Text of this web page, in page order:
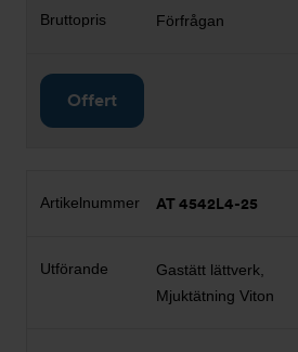
Förfrågan
Offert
AT 4542L4-25
Gastätt lättverk,
Mjuktätning Viton